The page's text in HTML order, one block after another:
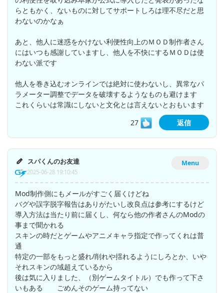
らともかく、ないものに対してサポートしろは理不尽だと思
わないのかなぁ
あと、他人に迷惑をかけない利便性向上のＭＯＤ制作者さん
にはいつも感謝していますし、他人を不快にするＭＯＤは使
わない派です
他人を巻き込むオンラインでは絶対に使わないし、異常なパ
ラメーター調整でデータを破壊するようなものも避けます
これくらいは常識にしないと文化とは言えないとおもいます
27
返信
Menu
スパくんのお友達
2025-06-28 19:10:45
Mod制作側にもメールがすごく届くけどね
バグや誤字脱字報告はありがたいし改良点は参考にするけど
導入方法は当たり前に届くし、何なら他の作者さんのModの
事まで聞かれる
スキンの時だとゲームやアニメキャラ指定で作ってくれは普
通
特定の一部をもっと盛れ/削れや揺れるようにしろとか、いや
それスキンの域超えているから
後は気に入りました、（別ゲームタイトル）でも作って下さ
いもある ごめんそのゲーム持ってない